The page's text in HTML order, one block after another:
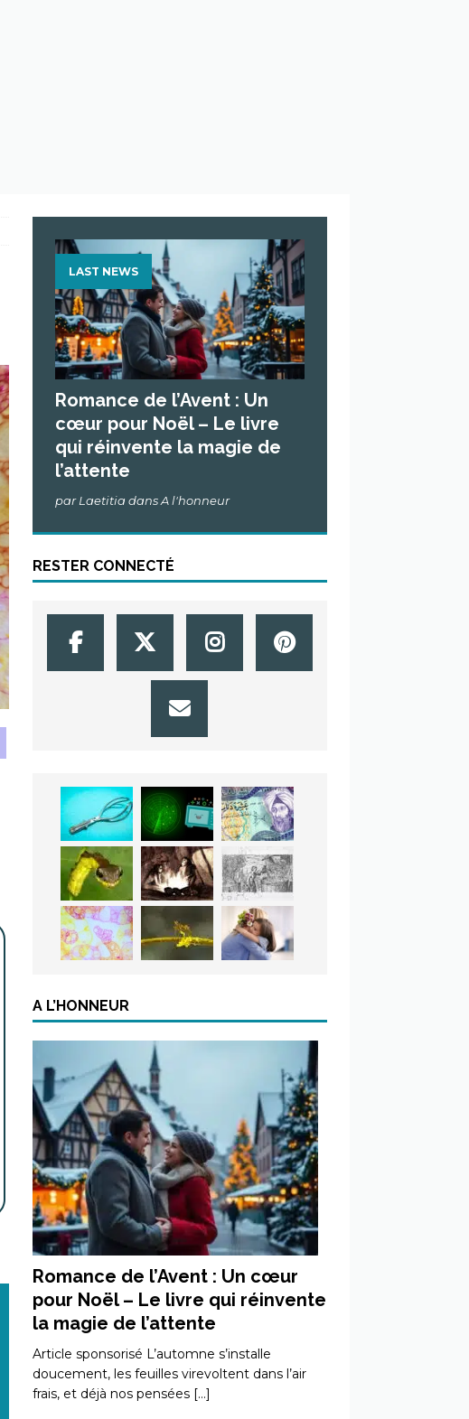
LAST NEWS
Romance de l’Avent : Un
cœur pour Noël – Le livre
qui réinvente la magie de
l’attente
par Laetitia dans A l'honneur
RESTER CONNECTÉ
A L’HONNEUR
Romance de l’Avent : Un cœur
pour Noël – Le livre qui réinvente
la magie de l’attente
Article sponsorisé L’automne s’installe
doucement, les feuilles virevoltent dans l’air
frais, et déjà nos pensées […]